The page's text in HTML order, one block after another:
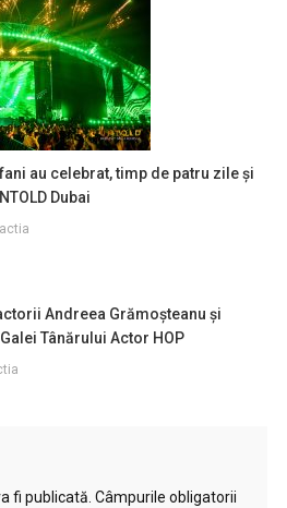
au celebrat, timp de patru zile și
Dubai
Andreea Grămoșteanu și
Tânărului Actor HOP
fi publicată. Câmpurile obligatorii